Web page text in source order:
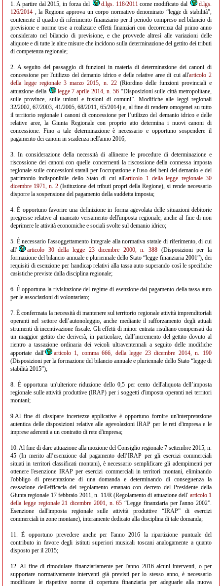
1. A partire dal 2015, in forza del d.lgs. 118/2011come modificato dal
d.lgs.
126/2014 , la Regione approva un corpo normativo denominato “legge di stabilità”,
contenente il quadro di riferimento finanziario per il periodo compreso nel bilancio di
previsione e norme tese a realizzare effetti finanziari con decorrenza dal primo anno
considerato nel bilancio di previsione, e che provvede altresì alle variazioni delle
aliquote e di tutte le altre misure che incidono sulla determinazione del gettito dei tributi
di competenza regionale;
2. A seguito del passaggio di funzioni in materia di determinazione dei canoni di
concessione per l'utilizzo del demanio idrico e delle relative aree di cui all'articolo 2
della legge regionale 3 marzo 2015, n. 22(Riordino delle funzioni provinciali e
attuazione della
legge 7 aprile 2014, n. 56“Disposizioni sulle città metropolitane,
sulle province, sulle unioni e fusioni di comuni”. Modifiche alle leggi regionali
32/2002, 67/2003, 41/2005, 68/2011, 65/2014) e, al fine di rendere omogenei su tutto
il territorio regionale i canoni di concessione per l’utilizzo del demanio idrico e delle
relative aree, la Giunta Regionale con proprio atto determina i nuovi canoni di
concessione. Fino a tale determinazione è necessario e opportuno sospendere il
pagamento dei canoni in scadenza nell'anno 2016;
3. In considerazione della necessità di allineare le procedure di determinazione e
riscossione dei canoni con quelle concernenti la riscossione della connessa imposta
regionale sulle concessioni statali per l'occupazione e l'uso dei beni del demanio e del
patrimonio indisponibile dello Stato di cui all'articolo 1 della legge regionale 30
dicembre 1971, n. 2 (Istituzione dei tributi propri della Regione), si rende necessario
disporre la sospensione del pagamento della suddetta imposta;
4. È opportuno favorire una definizione in forma agevolata delle situazioni debitorie
pregresse relative al mancato versamento dell'imposta regionale, anche al fine di non
deprimere le attività economiche e sociali svolte sul demanio idrico;
5. È necessario l'assoggettamento integrale alla normativa statale di riferimento, di cui
all’
articolo 30 della legge 23 dicembre 2000, n. 388 (Disposizioni per la
formazione del bilancio annuale e pluriennale dello Stato “legge finanziaria 2001”), dei
requisiti di esenzione per handicap relativi alla tassa auto superando così le specifiche
casistiche previste dalla disciplina regionale;
6. È opportuna la rivisitazione del regime di esenzione dal pagamento della tassa auto
per le associazioni di volontariato;
7. È confermata la necessità di mantenere sul territorio regionale attività imprenditoriali
operanti nel settore dell’autonoleggio, anche mediante il rafforzamento degli attuali
strumenti di incentivazione fiscale. Gli effetti di minor entrata risultano compensati da
un maggior gettito che deriverà, in particolare, dall’incremento del gettito dovuto al
rientro a tassazione ordinaria dei veicoli ultraventennali a seguito delle modifiche
apportate dall'
articolo 1, comma 666, della legge 23 dicembre 2014, n. 190
(Disposizioni per la formazione del bilancio annuale e pluriennale dello Stato “legge di
stabilità 2015”);
8. È opportuna un'ulteriore riduzione dello 0,5 per cento dell'aliquota dell’imposta
regionale sulle attività produttive (IRAP) per i soggetti d'imposta operanti nei territori
montani;
9.Al fine di dissipare incertezze applicative è opportuno fornire un'interpretazione
autentica delle disposizioni relative alle agevolazioni IRAP per le reti d'impresa e le
imprese aderenti a un contratto di rete d'impresa;
10. Al fine di dare attuazione alla mozione del Consiglio regionale 7 settembre 2015, n.
45 (In merito all’esenzione dal pagamento dell’IRAP per gli esercizi commerciali
situati in territori classificati montani), è necessario semplificare gli adempimenti per
ottenere l'esenzione IRAP per esercizi commerciali in territori montani, eliminando
l'obbligo di presentazione di una domanda e determinando di conseguenza la
cessazione dell'efficacia del regolamento emanato con decreto del Presidente della
Giunta regionale 17 febbraio 2011, n. 11/R (Regolamento di attuazione dell' articolo 1
della legge regionale 21 dicembre 2001, n. 65 “Legge finanziaria per l'anno 2002”.
Esenzione dall'imposta regionale sulle attività produttive “IRAP” di esercizi
commerciali in zone montane), interamente dedicato alla disciplina di tale domanda;
11. È opportuno prevedere anche per l'anno 2016 la ripartizione puntuale del
contributo in favore degli istituti superiori musicali toscani analogamente a quanto
disposto per il 2015;
12. Al fine di rimodulare finanziariamente per l'anno 2016 alcuni interventi, o per
supportare normativamente interventi già previsti per lo stesso anno, è necessario
modificare le rispettive norme di copertura finanziaria per adeguarle alla nuova